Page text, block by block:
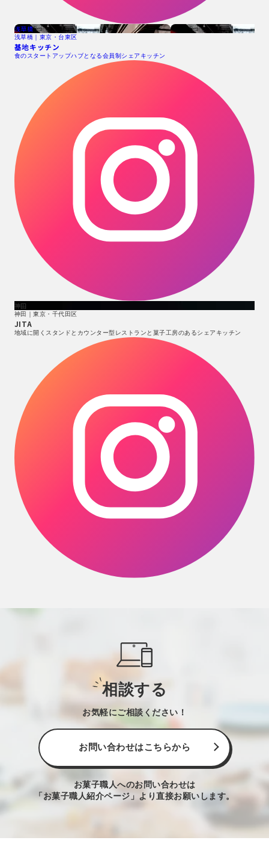
浅草橋
浅草橋｜東京・台東区
基地キッチン
食のスタートアップハブとなる会員制シェアキッチン
神田
神田｜東京・千代田区
JITA
地域に開くスタンドとカウンター型レストランと菓子工房のあるシェアキッチン
相談する
お気軽にご相談ください！
お問い合わせはこちらから
お菓子職人へのお問い合わせは
「お菓子職人紹介ページ」より直接お願いします。